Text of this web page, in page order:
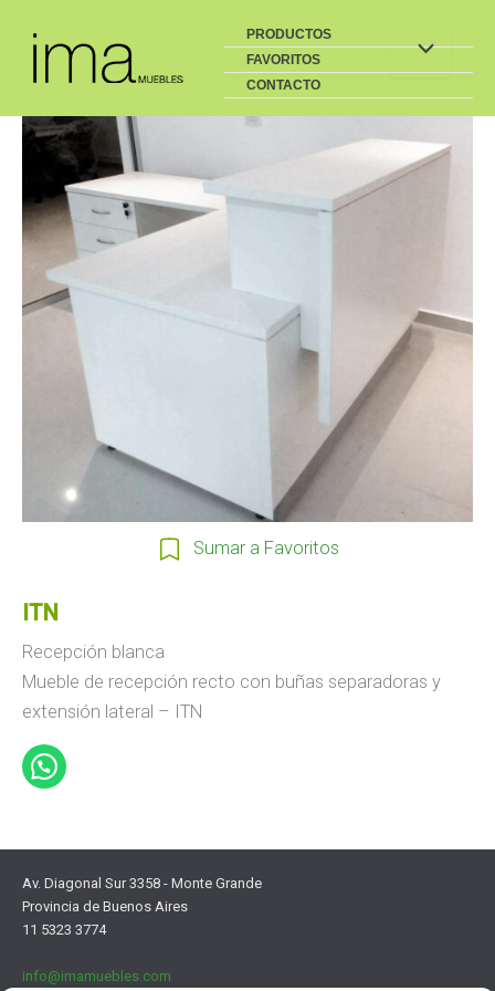
PRODUCTOS
FAVORITOS
CONTACTO
Sumar a Favoritos
ITN
Recepción blanca
Mueble de recepción recto con buñas separadoras y
extensión lateral – ITN
Av. Diagonal Sur 3358 - Monte Grande
Provincia de Buenos Aires
11 5323 3774
info@imamuebles.com